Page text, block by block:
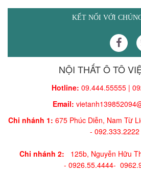
KẾT NỐI VỚI
NỘI THẤT Ô TÔ
Hotline: 09.444.55555 |
Email:
Chi nhánh 1: 675 Phúc Diễn, Nam Từ
- 092.333.2222
Chi nhánh 2: 125b, Nguyễn Hữu
- 0926.55.4444-